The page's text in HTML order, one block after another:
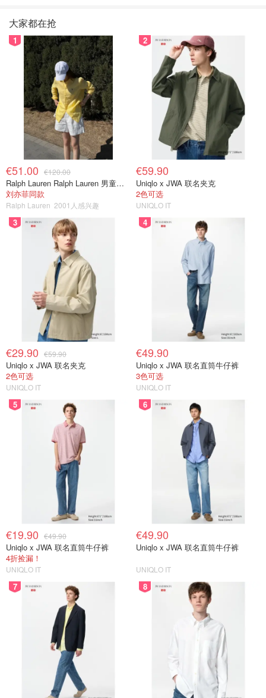
大家都在抢
1
€51.00 €120.00
Ralph Lauren Ralph Lauren 男童亚麻衬衫
刘亦菲同款
Ralph Lauren 2001人感兴趣
2
€59.90
Uniqlo x JWA 联名夹克
2色可选
UNIQLO IT
3
€29.90 €59.90
Uniqlo x JWA 联名夹克
2色可选
UNIQLO IT
4
€49.90
Uniqlo x JWA 联名直筒牛仔裤
3色可选
UNIQLO IT
5
€19.90 €49.90
Uniqlo x JWA 联名直筒牛仔裤
4折捡漏！
UNIQLO IT
6
€49.90
Uniqlo x JWA 联名直筒牛仔裤
UNIQLO IT
7 8